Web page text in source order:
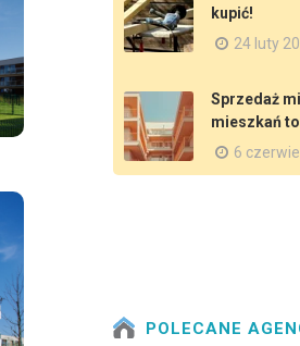
kupić!
24 luty
Sprzedaż
mieszkań
6
POLECANE